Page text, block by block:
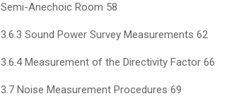
Semi-Anechoic Room 58
3.6.3 Sound Power Survey Measurements 62
3.6.4 Measurement of the Directivity Factor 66
3.7 Noise Measurement Procedures 69